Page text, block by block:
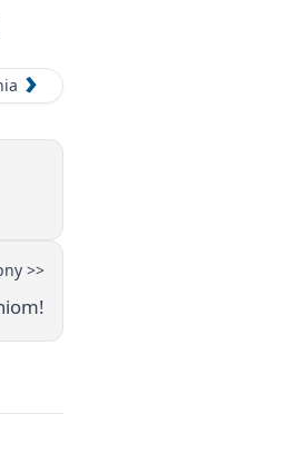
>>